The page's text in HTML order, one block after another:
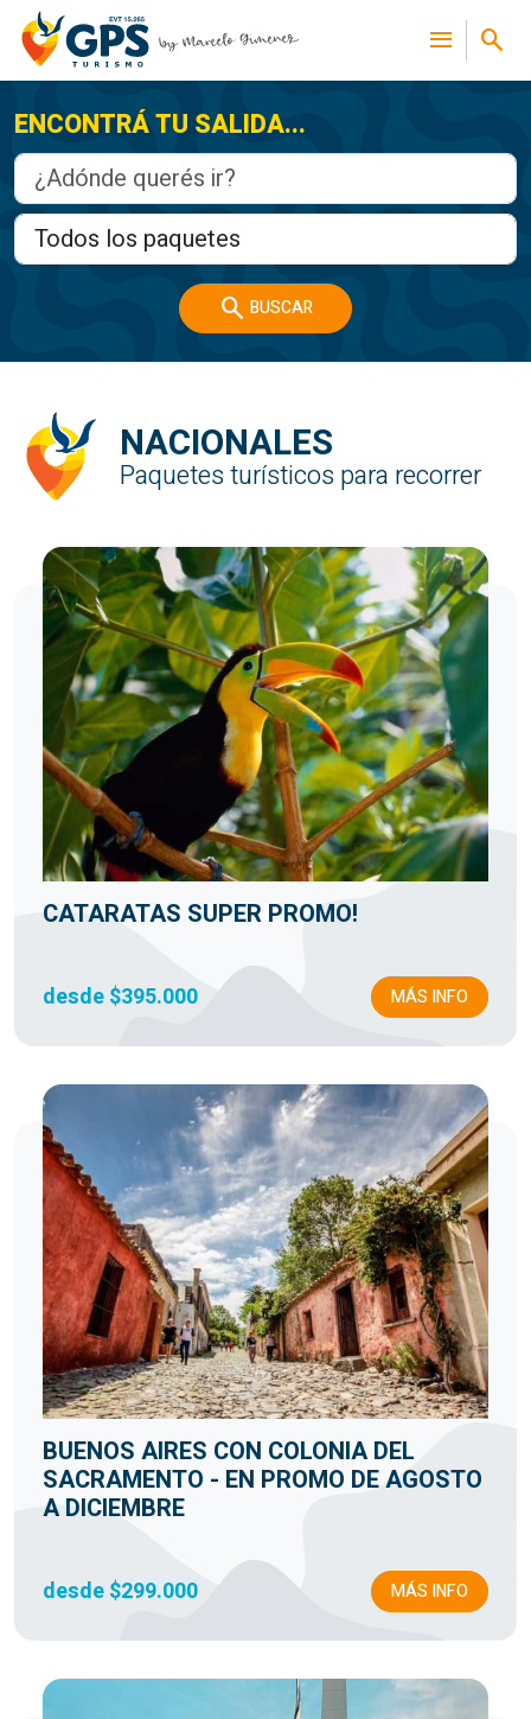
menu search
ENCONTRÁ TU SALIDA...
search BUSCAR
NACIONALES
Paquetes turísticos para recorrer
CATARATAS SUPER PROMO!
desde $395.000 MÁS INFO
BUENOS AIRES CON COLONIA DEL
SACRAMENTO - EN PROMO DE AGOSTO
A DICIEMBRE
desde $299.000 MÁS INFO